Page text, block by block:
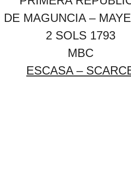
MAGUNCIA –
2 SOLS 1793
MBC
ESCASA –